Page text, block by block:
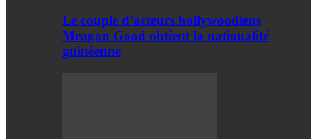
Le couple d’acteurs hollywoodiens
Meagan Good obtient la nationalité
guinéenne